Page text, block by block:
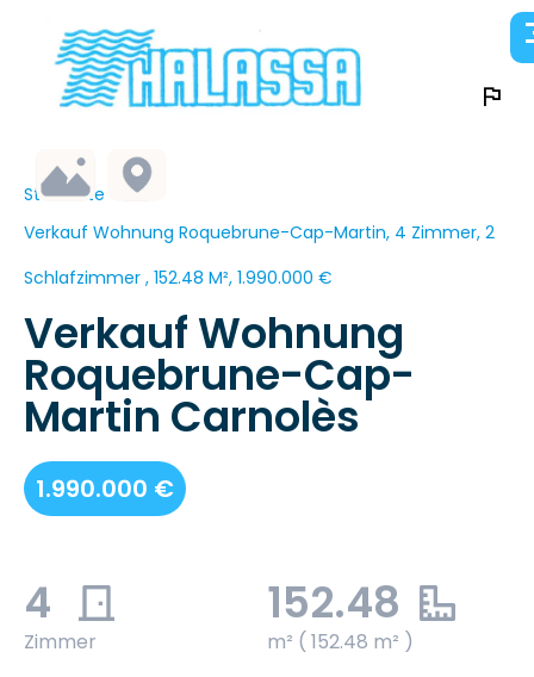
Startseite
Verkauf Wohnung Roquebrune-Cap-Martin, 4 Zimmer, 2
Schlafzimmer , 152.48 M², 1.990.000 €
Verkauf Wohnung
Roquebrune-Cap-
Martin Carnolès
1.990.000 €
4
Zimmer
152.48
m² ( 152.48 m² )